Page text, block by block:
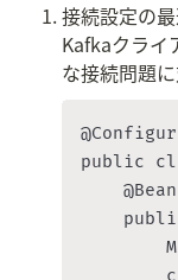
接続設定の
Kafkaクライ
な接続問題に
public
    @Bean